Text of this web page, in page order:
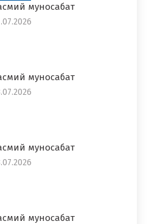
муносабат
муносабат
муносабат
муносабат